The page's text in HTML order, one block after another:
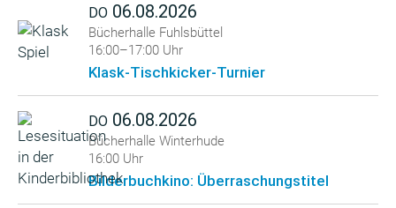
DO 06.08.2026
Bücherhalle Fuhlsbüttel
16:00–17:00 Uhr
Klask-Tischkicker-Turnier
DO 06.08.2026
Bücherhalle Winterhude
16:00 Uhr
Bilderbuchkino: Überraschungstitel